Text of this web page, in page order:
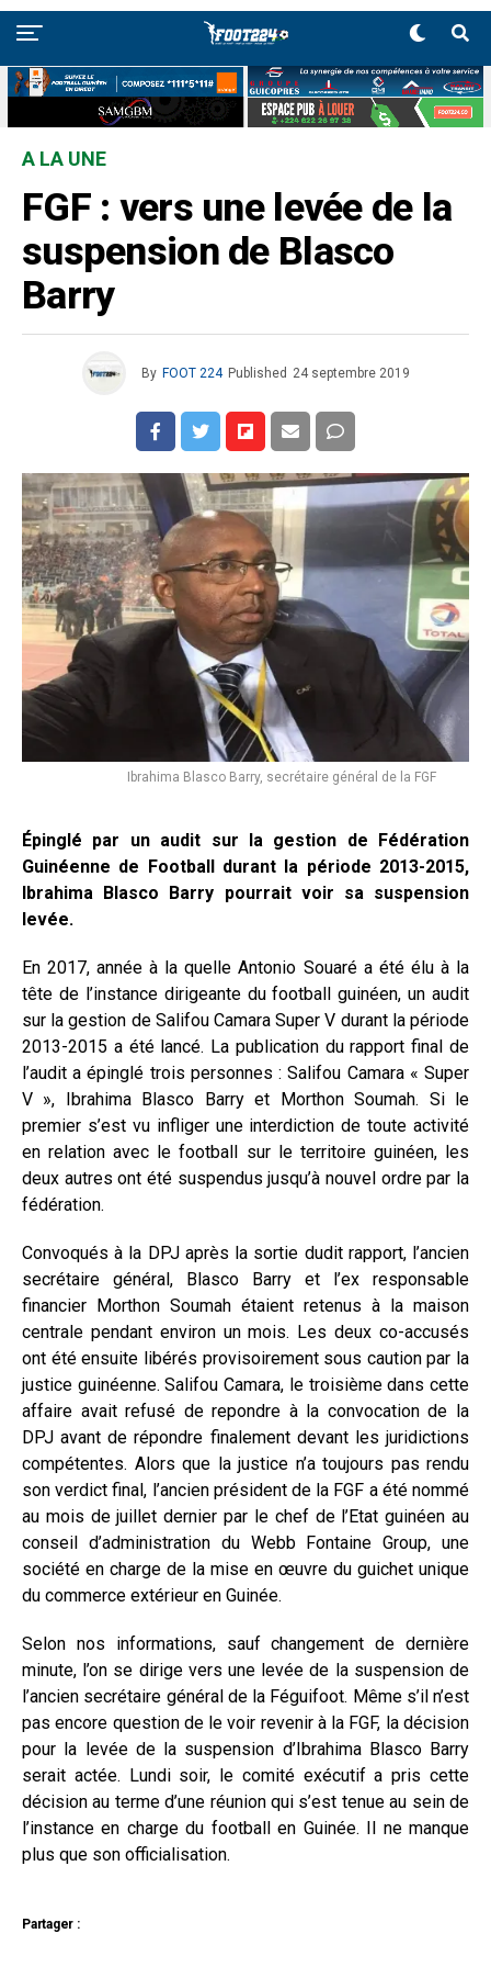
A LA UNE
FGF : vers une levée de la
suspension de Blasco
Barry
By FOOT 224 Published 24 septembre 2019
Ibrahima Blasco Barry, secrétaire général de la FGF
Épinglé par un audit sur la gestion de Fédération
Guinéenne de Football durant la période 2013-2015,
Ibrahima Blasco Barry pourrait voir sa suspension
levée.
En 2017, année à la quelle Antonio Souaré a été élu à la
tête de l’instance dirigeante du football guinéen, un audit
sur la gestion de Salifou Camara Super V durant la période
2013-2015 a été lancé. La publication du rapport final de
l’audit a épinglé trois personnes : Salifou Camara « Super
V », Ibrahima Blasco Barry et Morthon Soumah. Si le
premier s’est vu infliger une interdiction de toute activité
en relation avec le football sur le territoire guinéen, les
deux autres ont été suspendus jusqu’à nouvel ordre par la
fédération.
Convoqués à la DPJ après la sortie dudit rapport, l’ancien
secrétaire général, Blasco Barry et l’ex responsable
financier Morthon Soumah étaient retenus à la maison
centrale pendant environ un mois. Les deux co-accusés
ont été ensuite libérés provisoirement sous caution par la
justice guinéenne. Salifou Camara, le troisième dans cette
affaire avait refusé de repondre à la convocation de la
DPJ avant de répondre finalement devant les juridictions
compétentes. Alors que la justice n’a toujours pas rendu
son verdict final, l’ancien président de la FGF a été nommé
au mois de juillet dernier par le chef de l’Etat guinéen au
conseil d’administration du Webb Fontaine Group, une
société en charge de la mise en œuvre du guichet unique
du commerce extérieur en Guinée.
Selon nos informations, sauf changement de dernière
minute, l’on se dirige vers une levée de la suspension de
l’ancien secrétaire général de la Féguifoot. Même s’il n’est
pas encore question de le voir revenir à la FGF, la décision
pour la levée de la suspension d’Ibrahima Blasco Barry
serait actée. Lundi soir, le comité exécutif a pris cette
décision au terme d’une réunion qui s’est tenue au sein de
l’instance en charge du football en Guinée. Il ne manque
plus que son officialisation.
Partager :